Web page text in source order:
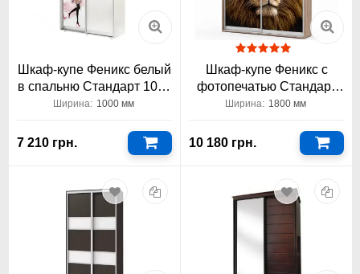
Шкаф-купе Феникс белый
в спальню Стандарт 1000
двухдверный
Ширина: 1000 мм
7 210 грн.
Шкаф-купе Феникс с
фотопечатью Стандарт
1800 двухдверный
Ширина: 1800 мм
10 180 грн.